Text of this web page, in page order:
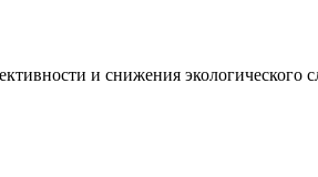
и снижения экологического